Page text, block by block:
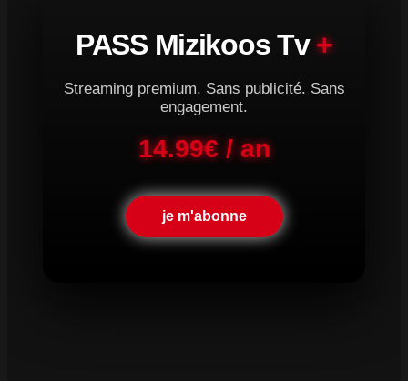
PASS Mizikoos Tv+
Streaming premium. Sans publicité. Sans
engagement.
14.99€ / an
je m'abonne